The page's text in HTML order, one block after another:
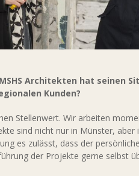
Architekten hat seinen
Kunden?
Stellenwert. Wir arbeiten
sind nicht nur in Münster,
es zulässt, dass der
der Projekte gerne selbst